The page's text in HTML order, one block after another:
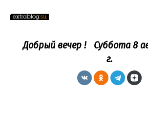
Добрый вечер ! Суббота 8
г.